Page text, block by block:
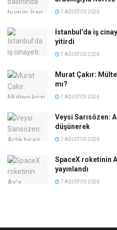
7 AĞUSTOS 2026
İstanbul’da iş
yitirdi
7 AĞUSTOS 2026
Murat Çakır:
mı?
7 AĞUSTOS 2026
Veysi Sarısözen:
düşünerek
7 AĞUSTOS 2026
SpaceX roketinin
yayınlandı
7 AĞUSTOS 2026